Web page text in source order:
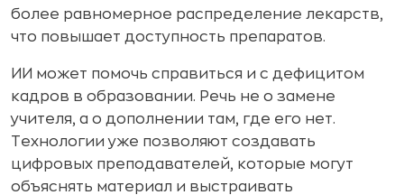
более равномерное распределение лекарств,
что повышает доступность препаратов.
ИИ может помочь справиться и с дефицитом
кадров в образовании. Речь не о замене
учителя, а о дополнении там, где его нет.
Технологии уже позволяют создавать
цифровых преподавателей, которые могут
объяснять материал и выстраивать